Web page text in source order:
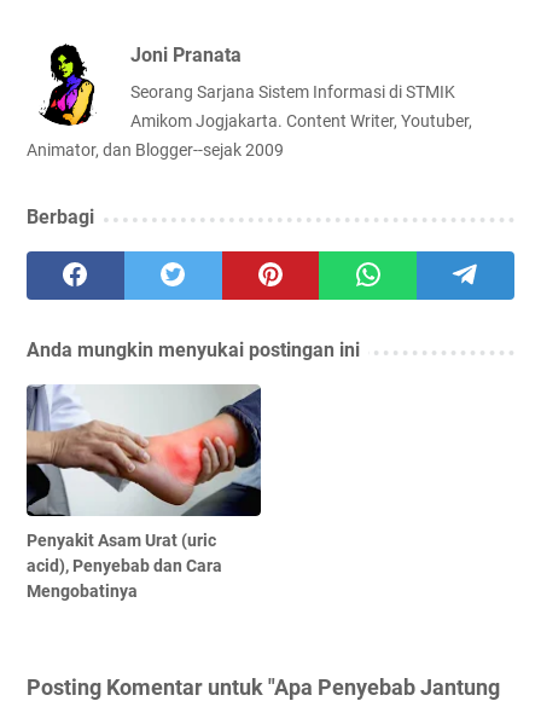
Joni Pranata
Seorang Sarjana Sistem Informasi di STMIK
Amikom Jogjakarta. Content Writer, Youtuber,
Animator, dan Blogger--sejak 2009
Berbagi
Anda mungkin menyukai postingan ini
Penyakit Asam Urat (uric
acid), Penyebab dan Cara
Mengobatinya
Posting Komentar untuk "Apa Penyebab Jantung